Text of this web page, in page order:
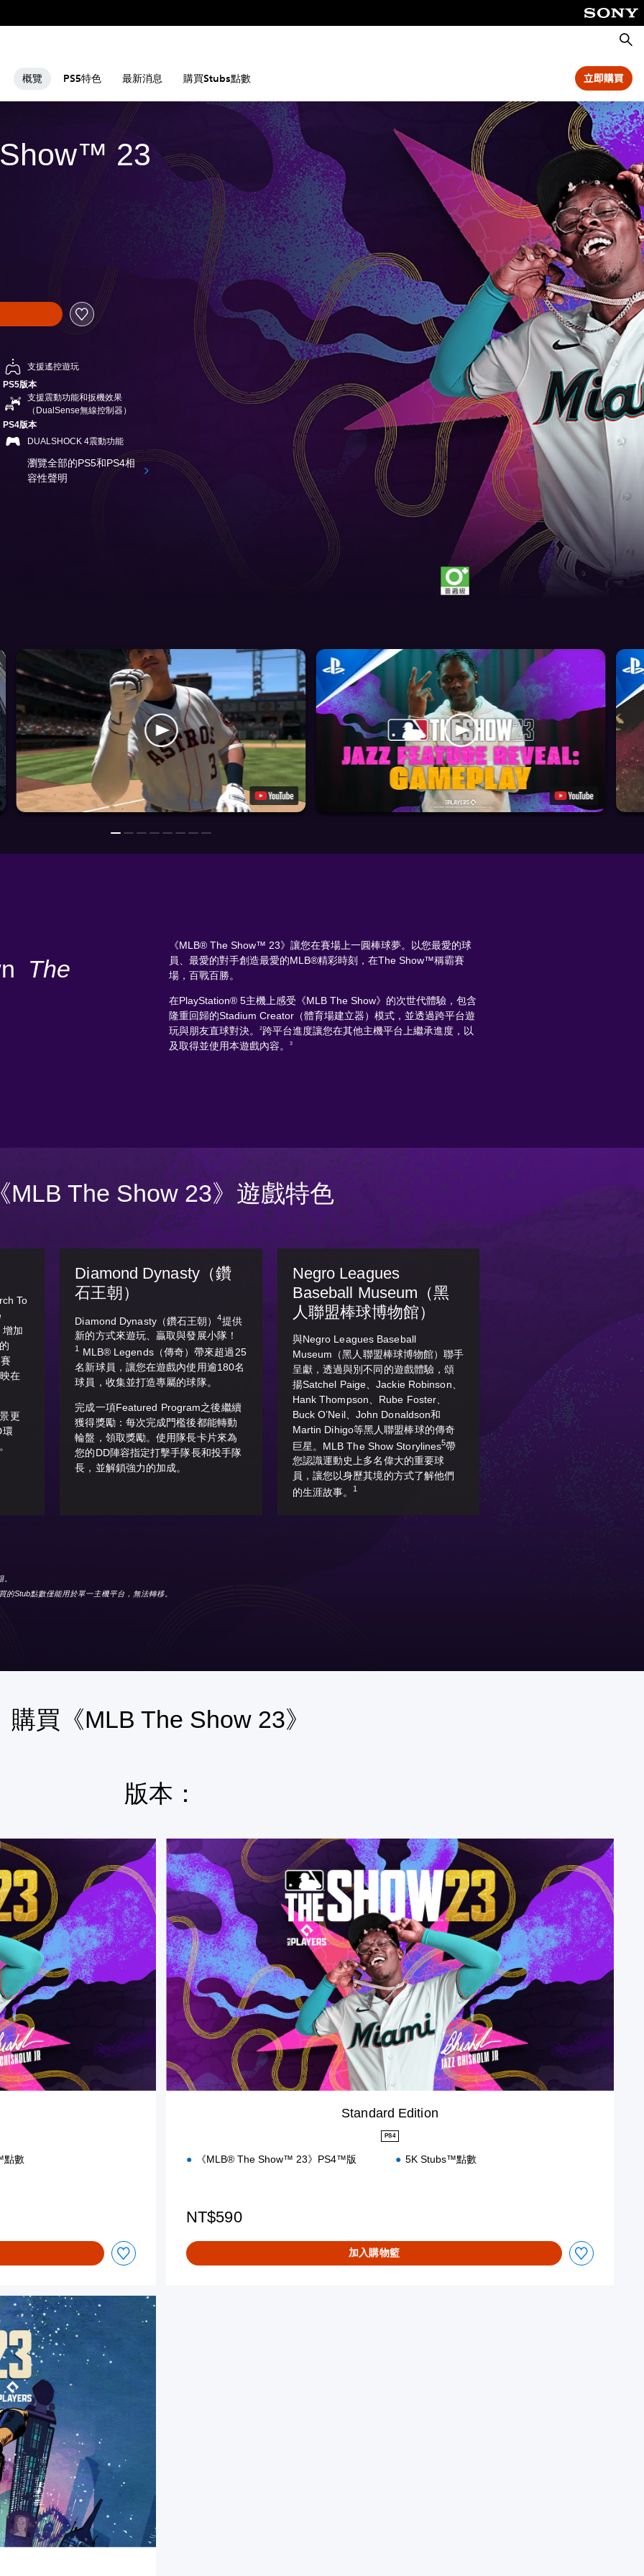
搜
尋
概覽 PS5特色 最新消息 購買Stubs點數 立即購買
23
支援遙控遊玩
PS5版本
支援震動功能和扳機效果
（DualSense無線控制器）
PS4版本
DUALSHOCK 4震動功能
瀏覽全部的PS5和PS4相
容性聲明
The
《MLB® The Show™ 23》讓您在賽場上一圓棒球夢。以您最愛的球
員、最愛的對手創造最愛的MLB®精彩時刻，在The Show™稱霸賽
場，百戰百勝。
在PlayStation® 5主機上感受《MLB The Show》的次世代體驗，包含
隆重回歸的Stadium Creator（體育場建立器）模式，並透過跨平台遊
玩與朋友直球對決。
2跨平台進度讓您在其他主機平台上繼承進度，以
及取得並使用本遊戲內容。
3
MLB The Show 23》遊戲特色
To
加
在
更
環
Diamond Dynasty（鑽
石王朝）
Diamond Dynasty（鑽石王朝）4提供
新的方式來遊玩、贏取與發展小隊！
1 MLB® Legends（傳奇）帶來超過25
名新球員，讓您在遊戲內使用逾180名
球員，收集並打造專屬的球隊。
完成一項Featured Program之後繼續
獲得獎勵：每次完成門檻後都能轉動
輪盤，領取獎勵。使用隊長卡片來為
您的DD陣容指定打擊手隊長和投手隊
長，並解鎖強力的加成。
Negro Leagues
Baseball Museum（黑
人聯盟棒球博物館）
與Negro Leagues Baseball
Museum（黑人聯盟棒球博物館）聯手
呈獻，透過與別不同的遊戲體驗，頌
揚Satchel Paige、Jackie Robinson、
Hank Thompson、Rube Foster、
Buck O’Neil、John Donaldson和
Martin Dihigo等黑人聯盟棒球的傳奇
巨星。MLB The Show Storylines5帶
您認識運動史上多名偉大的重要球
員，讓您以身歷其境的方式了解他們
的生涯故事。1
。
Stub點數僅能用於單一主機平台，無法轉移。
購買 《MLB The Show 23》
版本：
點數
S
t
a
n
a
r
d
E
d
Standard Edition
PS4
《MLB® The Show™ 23》PS4™版 5K Stubs™點數
NT$590
加入購物籃